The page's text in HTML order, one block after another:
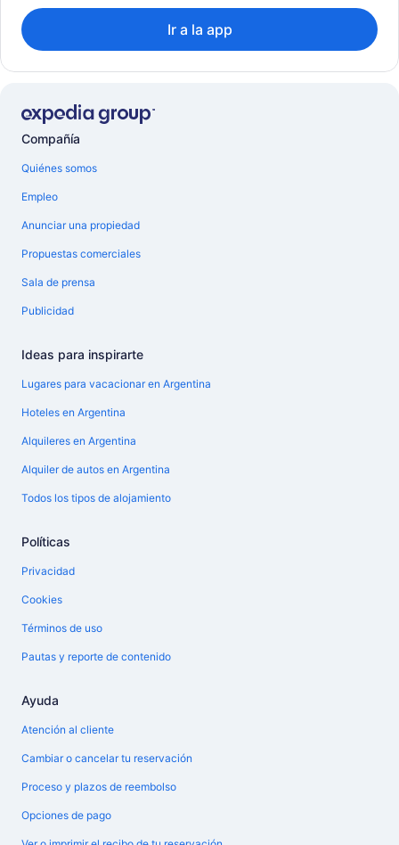
Ir a la app
Compañía
Quiénes somos
Empleo
Anunciar una propiedad
Propuestas comerciales
Sala de prensa
Publicidad
Ideas para inspirarte
Lugares para vacacionar en Argentina
Hoteles en Argentina
Alquileres en Argentina
Alquiler de autos en Argentina
Todos los tipos de alojamiento
Políticas
Privacidad
Cookies
Términos de uso
Pautas y reporte de contenido
Ayuda
Atención al cliente
Cambiar o cancelar tu reservación
Proceso y plazos de reembolso
Opciones de pago